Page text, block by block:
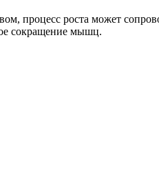
процесс роста может
сокращение мышц.